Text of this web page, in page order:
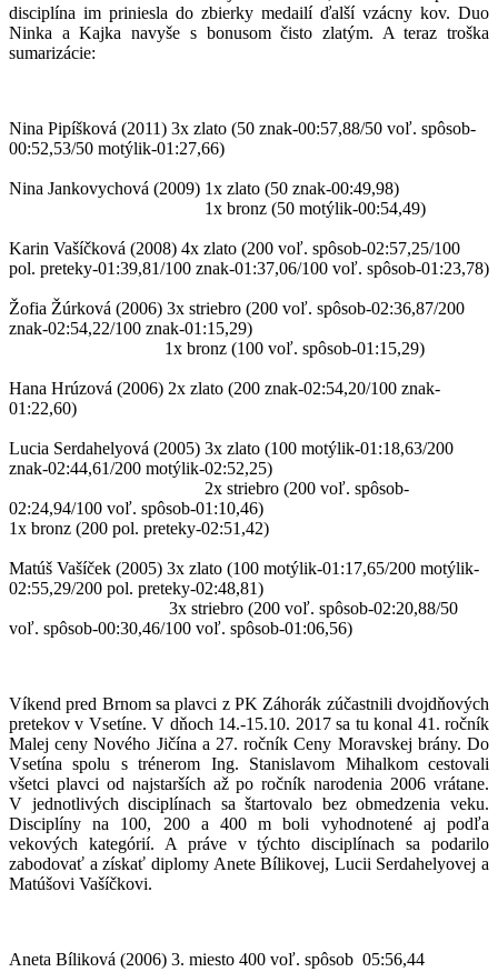
disciplína im priniesla do zbierky medailí ďalší vzácny kov. Duo
Ninka a Kajka navyše s bonusom čisto zlatým. A teraz troška
sumarizácie:
Nina Pipíšková (2011) 3x zlato (50 znak-00:57,88/50 voľ. spôsob-
00:52,53/50 motýlik-01:27,66)
Nina Jankovychová (2009) 1x zlato (50 znak-00:49,98)
1x bronz (50 motýlik-00:54,49)
Karin Vašíčková (2008) 4x zlato (200 voľ. spôsob-02:57,25/100
pol. preteky-01:39,81/100 znak-01:37,06/100 voľ. spôsob-01:23,78)
Žofia Žúrková (2006) 3x striebro (200 voľ. spôsob-02:36,87/200
znak-02:54,22/100 znak-01:15,29)
1x bronz (100 voľ. spôsob-01:15,29)
Hana Hrúzová (2006) 2x zlato (200 znak-02:54,20/100 znak-
01:22,60)
Lucia Serdahelyová (2005) 3x zlato (100 motýlik-01:18,63/200
znak-02:44,61/200 motýlik-02:52,25)
2x striebro (200 voľ. spôsob-
02:24,94/100 voľ. spôsob-01:10,46)
1x bronz (200 pol. preteky-02:51,42)
Matúš Vašíček (2005) 3x zlato (100 motýlik-01:17,65/200 motýlik-
02:55,29/200 pol. preteky-02:48,81)
3x striebro (200 voľ. spôsob-02:20,88/50
voľ. spôsob-00:30,46/100 voľ. spôsob-01:06,56)
Víkend pred Brnom sa plavci z PK Záhorák zúčastnili dvojdňových
pretekov v Vsetíne. V dňoch 14.-15.10. 2017 sa tu konal 41. ročník
Malej ceny Nového Jičína a 27. ročník Ceny Moravskej brány. Do
Vsetína spolu s trénerom Ing. Stanislavom Mihalkom cestovali
všetci plavci od najstarších až po ročník narodenia 2006 vrátane.
V jednotlivých disciplínach sa štartovalo bez obmedzenia veku.
Disciplíny na 100, 200 a 400 m boli vyhodnotené aj podľa
vekových kategórií. A práve v týchto disciplínach sa podarilo
zabodovať a získať diplomy Anete Bílikovej, Lucii Serdahelyovej a
Matúšovi Vašíčkovi.
Aneta Bíliková (2006) 3. miesto 400 voľ. spôsob 05:56,44